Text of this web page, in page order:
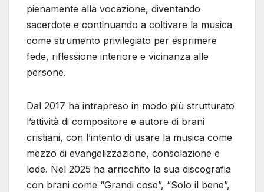
pienamente alla vocazione, diventando
sacerdote e continuando a coltivare la musica
come strumento privilegiato per esprimere
fede, riflessione interiore e vicinanza alle
persone.
Dal 2017 ha intrapreso in modo più strutturato
l’attività di compositore e autore di brani
cristiani, con l’intento di usare la musica come
mezzo di evangelizzazione, consolazione e
lode. Nel 2025 ha arricchito la sua discografia
con brani come “Grandi cose”, “Solo il bene”,